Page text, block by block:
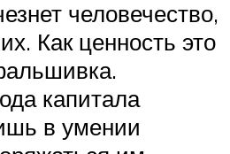
человечество,
Как ценность это
капитала
в умении